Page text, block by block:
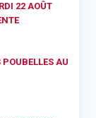
22 AOÛT
AU